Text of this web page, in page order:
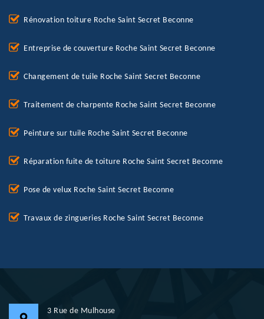
Rénovation toiture Roche Saint Secret Beconne
Entreprise de couverture Roche Saint Secret Beconne
Changement de tuile Roche Saint Secret Beconne
Traitement de charpente Roche Saint Secret Beconne
Peinture sur tuile Roche Saint Secret Beconne
Réparation fuite de toiture Roche Saint Secret Beconne
Pose de velux Roche Saint Secret Beconne
Travaux de zingueries Roche Saint Secret Beconne
3 Rue de Mulhouse